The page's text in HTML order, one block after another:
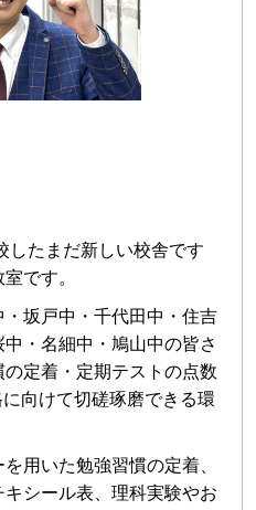
したまだ新しい校舎です
です。
坂戸中・千代田中・住吉
・名細中・鳩山中の皆さ
定着・定期テストの点数
向けて切磋琢磨できる環
用いた勉強習慣の定着、
シール表、理科実験やお